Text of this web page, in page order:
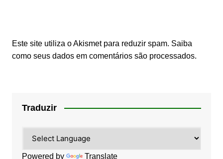
Este site utiliza o Akismet para reduzir spam. Saiba
como seus dados em comentários são processados.
Traduzir
Powered by Translate